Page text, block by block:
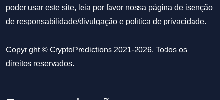
poder usar este site, leia por favor nossa página de isenção
de responsabilidade/divulgação e política de privacidade.
Copyright © CryptoPredictions 2021-2026. Todos os
direitos reservados.